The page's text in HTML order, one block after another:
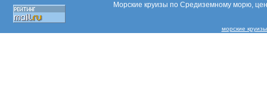
Морские круизы по Средиземному морю,
морские